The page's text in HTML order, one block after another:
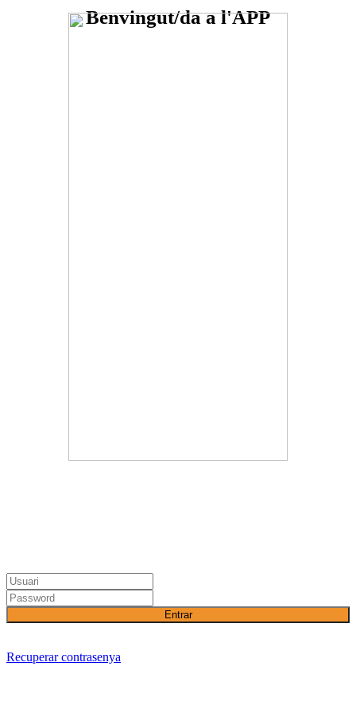
Benvingut/da a l'APP
Entrar
Recuperar contrasenya